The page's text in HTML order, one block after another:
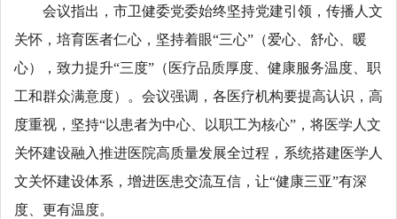
会议指出，市卫健委党委始终坚持党建引领，传播人文
关怀，培育医者仁心，坚持着眼“三心”（爱心、舒心、暖
心），致力提升“三度”（医疗品质厚度、健康服务温度、职
工和群众满意度）。会议强调，各医疗机构要提高认识，高
度重视，坚持“以患者为中心、以职工为核心”，将医学人文
关怀建设融入推进医院高质量发展全过程，系统搭建医学人
文关怀建设体系，增进医患交流互信，让“健康三亚”有深
度、更有温度。